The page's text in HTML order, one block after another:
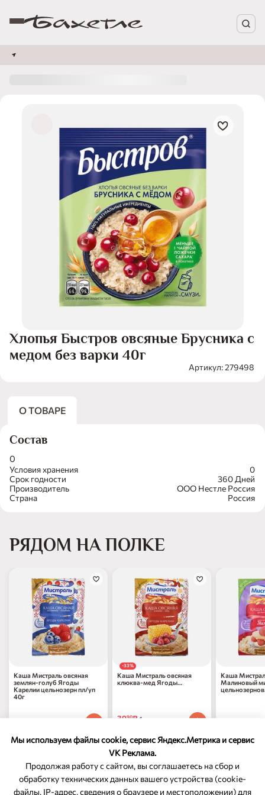
Мы используем файлы cookie, сервис Яндекс.Метрика и сервис
VK Реклама.
Продолжая работу с сайтом, вы соглашаетесь на сбор и
обработку технических данных вашего устройства (cookie-
файлы, IP-адрес, сведения о браузере и местоположении) для
Хлопья Быстров овсяные Брусника с
медом без варки 40г
Артикул: 279498
О ТОВАРЕ
Условия хранения
0
Срок годности
360 Дней
Производитель
ООО Нестле Россия
Страна
Россия
Состав
0
РЯДОМ НА ПОЛКЕ
Каша Мистраль овсяная
землян-голуб Ягоды
Карелии цельнозерн пл/уп
40г
-33%
Каша Мистраль овсяная
клюква-мед Ягоды
3990₽ 1 шт
Каша
Малиновый